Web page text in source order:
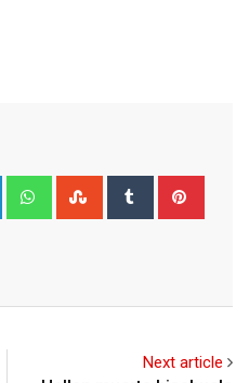
LinkedIn WhatsappStumbleUpon
Tumblr
Next article